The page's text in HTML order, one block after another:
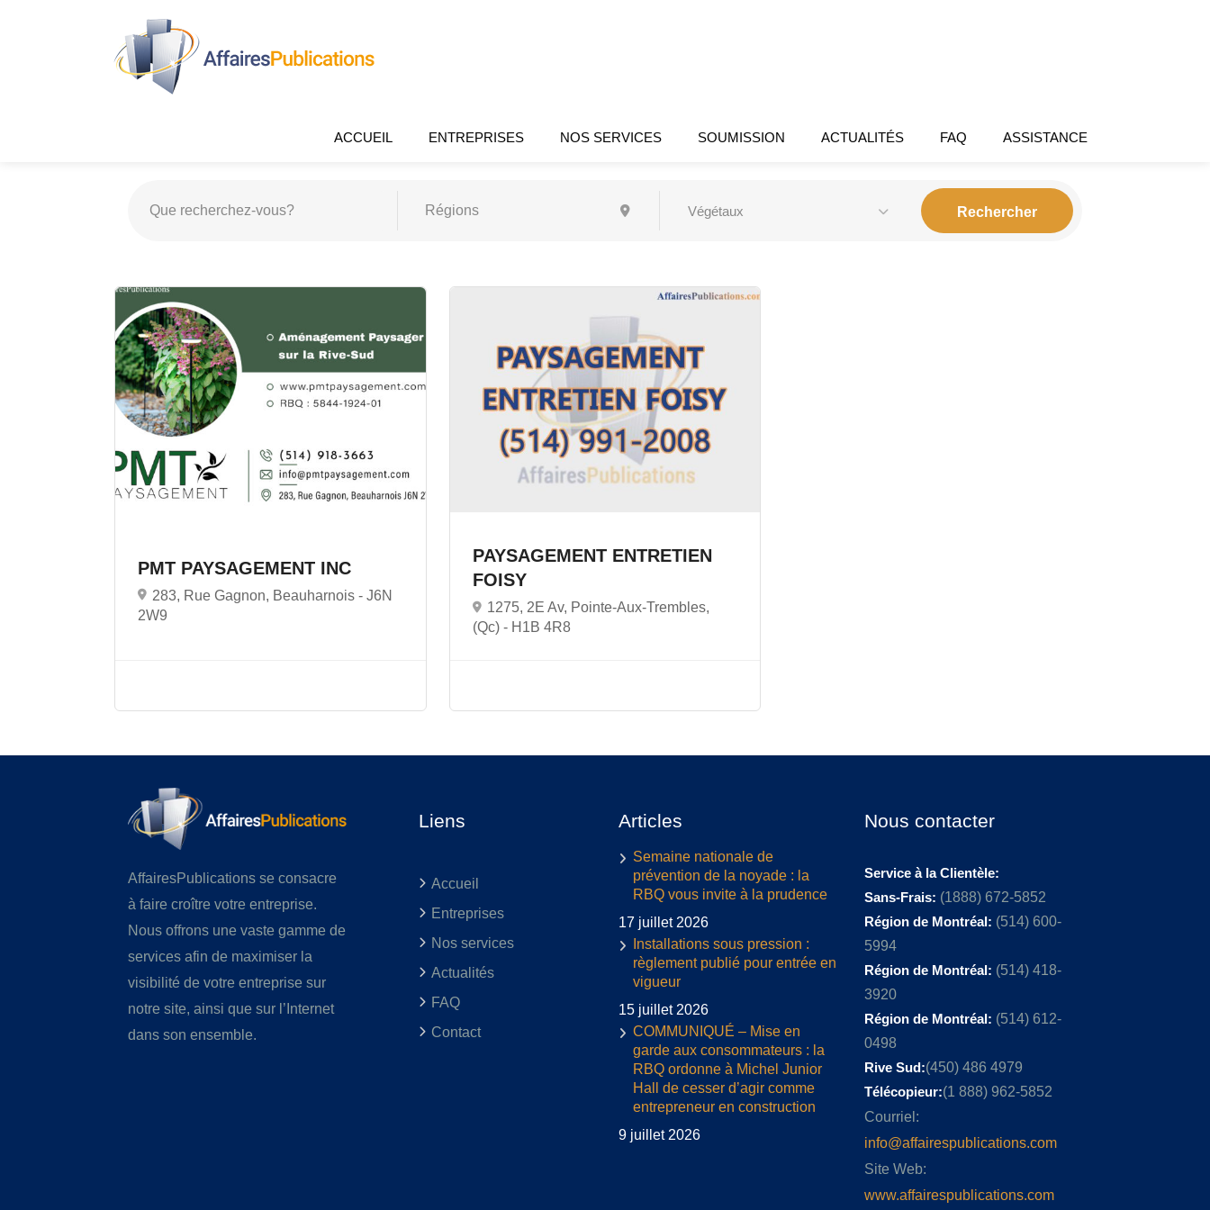
ACCUEIL ENTREPRISES NOS SERVICES SOUMISSION ACTUALITÉS FAQ ASSISTANCE
Végétaux
PMT PAYSAGEMENT INC
283, Rue Gagnon, Beauharnois - J6N
2W9
PAYSAGEMENT ENTRETIEN
FOISY
1275, 2E Av, Pointe-Aux-Trembles,
(Qc) - H1B 4R8
AffairesPublications se consacre
à faire croître votre entreprise.
Nous offrons une vaste gamme de
services afin de maximiser la
visibilité de votre entreprise sur
notre site, ainsi que sur l’Internet
dans son ensemble.
Liens
Accueil
Entreprises
Nos services
Actualités
FAQ
Contact
Articles
Semaine nationale de
prévention de la noyade : la
RBQ vous invite à la prudence
17 juillet 2026
Installations sous pression :
règlement publié pour entrée en
vigueur
15 juillet 2026
COMMUNIQUÉ – Mise en
garde aux consommateurs : la
RBQ ordonne à Michel Junior
Hall de cesser d’agir comme
entrepreneur en construction
9 juillet 2026
Nous contacter
Service à la Clientèle:
Sans-Frais: (1888) 672-5852
Région de Montréal: (514) 600-
5994
Région de Montréal: (514) 418-
3920
Région de Montréal: (514) 612-
0498
Rive Sud:(450) 486 4979
Télécopieur:(1 888) 962-5852
Courriel:
info@affairespublications.com
Site Web:
www.affairespublications.com